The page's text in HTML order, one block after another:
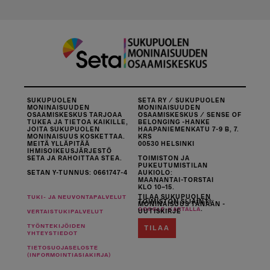
SUKUPUOLEN
MONINAISUUDEN
OSAAMISKESKUS TARJOAA
TUKEA JA TIETOA KAIKILLE,
JOITA SUKUPUOLEN
MONINAISUUS KOSKETTAA.
MEITÄ YLLÄPITÄÄ
IHMISOIKEUSJÄRJESTÖ
SETA JA RAHOITTAA STEA.
SETAN Y-TUNNUS: 0661747-4
SETA RY / SUKUPUOLEN
MONINAISUUDEN
OSAAMISKESKUS / SENSE OF
BELONGING -HANKE
HAAPANIEMENKATU 7-9 B, 7.
KRS
00530 HELSINKI
TOIMISTON JA
PUKEUTUMISTILAN
AUKIOLO:
MAANANTAI-TORSTAI
KLO 10–15.
TOIMISTON SIJAINTI
GOOGLE-KARTALLA
TUKI- JA NEUVONTAPALVELUT
VERTAISTUKIPALVELUT
TYÖNTEKIJÖIDEN
YHTEYSTIEDOT
TIETOSUOJASELOSTE
(INFORMOINTIASIAKIRJA)
TILAA SUKUPUOLEN
MONINAISUUS TÄNÄÄN -
UUTISKIRJE
TILAA